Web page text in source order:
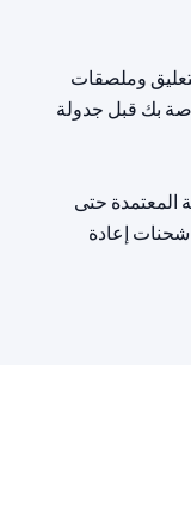
وملصقات
بك قبل جدولة
المعتمدة حتى
إعادة